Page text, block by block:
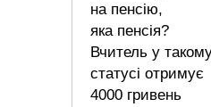
на пенсію,
яка пенсія?
Вчитель у
статусі отримує
4000 гривень